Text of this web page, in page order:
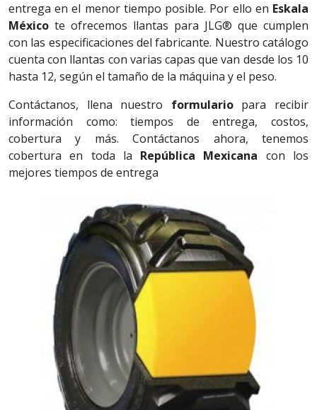
entrega en el menor tiempo posible. Por ello en Eskala
México te ofrecemos llantas para JLG® que cumplen
con las especificaciones del fabricante. Nuestro catálogo
cuenta con llantas con varias capas que van desde los 10
hasta 12, según el tamaño de la máquina y el peso.
Contáctanos, llena nuestro formulariopara recibir
información como: tiempos de entrega, costos,
cobertura y más. Contáctanos ahora, tenemos
cobertura en toda la República Mexicana con los
mejores tiempos de entrega